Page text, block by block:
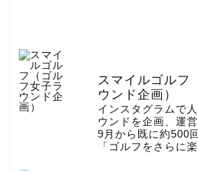
スマイルゴルフ
ウンド企画）
インスタグラムで
ウンドを企画、運
9月から既に約500
「ゴルフをさらに楽